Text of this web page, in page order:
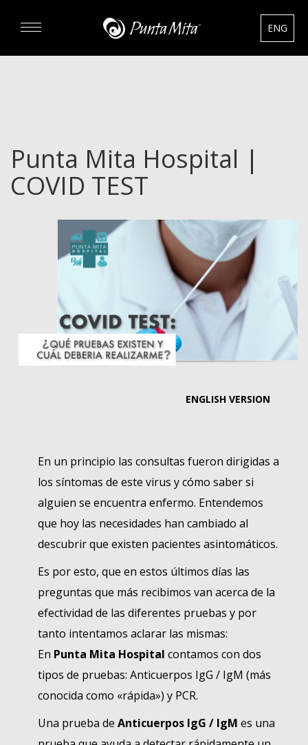
RENTAS
HOTELES
ENG
Punta Mita Hospital |
COVID TEST
ENGLISH VERSION
En un principio las consultas fueron dirigidas a
los síntomas de este virus y cómo saber si
alguien se encuentra enfermo. Entendemos
que hoy las necesidades han cambiado al
descubrir que existen pacientes asintomáticos.
Es por esto, que en estos últimos días las
preguntas que más recibimos van acerca de la
efectividad de las diferentes pruebas y por
tanto intentamos aclarar las mismas:
En Punta Mita Hospital contamos con dos
tipos de pruebas: Anticuerpos IgG / IgM (más
conocida como «rápida») y PCR.
Una prueba de Anticuerpos IgG / IgM es una